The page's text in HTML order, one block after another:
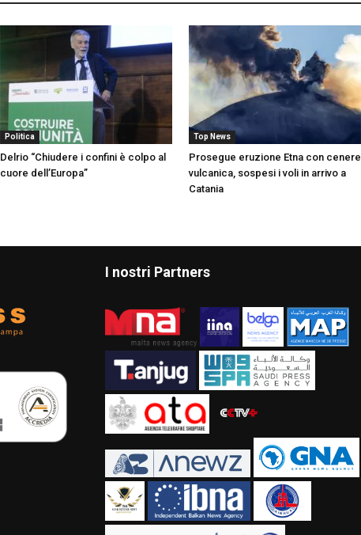
Politica
Delrio “Chiudere i confini è colpo al
cuore dell’Europa”
Top News
Prosegue eruzione Etna con cenere
vulcanica, sospesi i voli in arrivo a
Catania
I nostri Partners